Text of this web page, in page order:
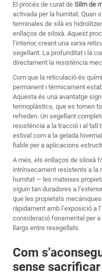
El procés de curat de Silm de
activada per la humitat. Quan
terminales de silà es
enllaços de siloxà. Aquest
l’interior, creant una xarxa
segellant. La profunditat i la
directament la resistència
Com que la reticulació és
permanent i tèrmicament
Aquesta és una avantatge
termoplàstics, que es tornen
refreden. Un segellant
resistència a la tracció i al tall
estival com a la gelada
fiable per a aplicacions
A més, els enllaços de siloxà
intrínsecament resistents a la
humitat — les mateixes
siguin tan duradores a
que les propietats
ràpidament amb l’exposició a
consideració fonamental per
llargs entre resegellats.
Com
sense